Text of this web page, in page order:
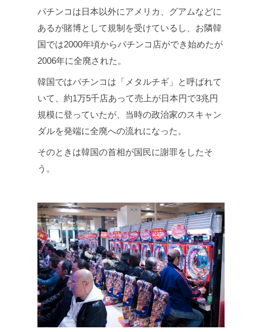
パチンコは日本以外にアメリカ、グアムなどに
あるが賭博として規制を受けているし、お隣韓
国では2000年頃からパチンコ店ができ始めたが
2006年に全廃された。
韓国ではパチンコは「メタルチギ」と呼ばれて
いて、約1万5千店あって売上が日本円で3兆円
規模に登っていたが、当時の政治家のスキャン
ダルを発端に全廃への流れになった。
そのときは韓国の首相が国民に謝罪をしたそ
う。